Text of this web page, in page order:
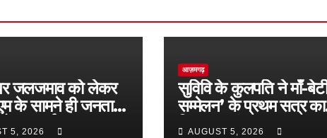
जलजमाव को लेकर
के सामने ही जनता
प्रदर्शन
5, 2026
आज़मगढ़
सुविवि के कुलपति ने माँ-बेटी
सम्मेलन’ के प्रथम सत्र का
किया शुभारंभ
AUGUST 5, 2026